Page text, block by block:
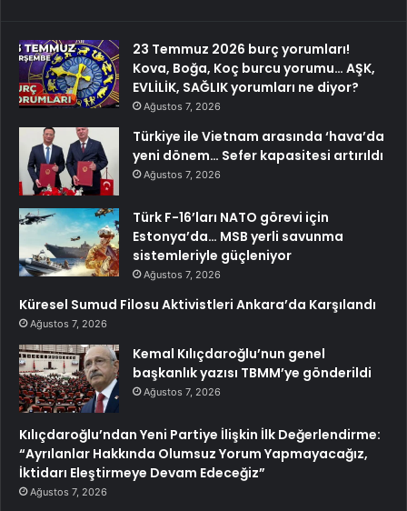
23 Temmuz 2026 burç yorumları!
Kova, Boğa, Koç burcu yorumu… AŞK,
EVLİLİK, SAĞLIK yorumları ne diyor?
Ağustos 7, 2026
Türkiye ile Vietnam arasında ‘hava’da
yeni dönem… Sefer kapasitesi artırıldı
Ağustos 7, 2026
Türk F-16’ları NATO görevi için
Estonya’da… MSB yerli savunma
sistemleriyle güçleniyor
Ağustos 7, 2026
Küresel Sumud Filosu Aktivistleri Ankara’da Karşılandı
Ağustos 7, 2026
Kemal Kılıçdaroğlu’nun genel
başkanlık yazısı TBMM’ye gönderildi
Ağustos 7, 2026
Kılıçdaroğlu’ndan Yeni Partiye İlişkin İlk Değerlendirme:
“Ayrılanlar Hakkında Olumsuz Yorum Yapmayacağız,
İktidarı Eleştirmeye Devam Edeceğiz”
Ağustos 7, 2026